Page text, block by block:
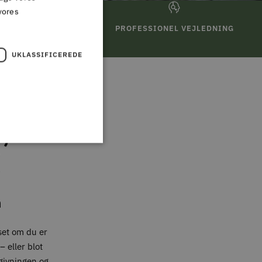
PROFESSIONEL VEJLEDNING
om du er
eller blot
UKLASSIFICEREDE